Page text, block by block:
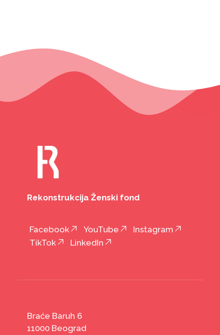
Rekonstrukcija Ženski fond
Facebook YouTube
Instagram
TikTok
LinkedIn
Braće Baruh 6
11000 Beograd